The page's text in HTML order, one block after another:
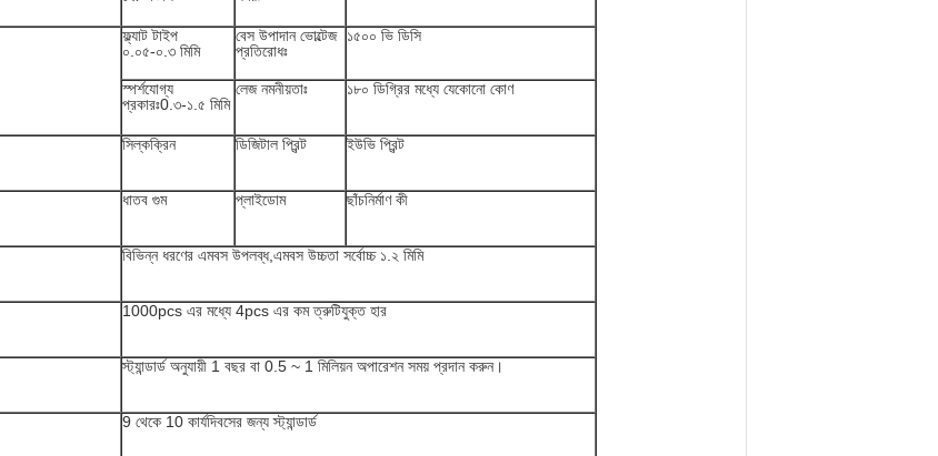
ফ্ল্যাট টাইপ
০.০৫-০.৩ মিমি
বেস উপাদান ভোল্টেজ
প্রতিরোধঃ
১৫০০ ভি ডিসি
স্পর্শযোগ্য
প্রকারঃ0.৩-১.৫ মিমি
লেজ নমনীয়তাঃ ১৮০ ডিগ্রির মধ্যে যেকোনো কোণ
সিল্কক্রিন ডিজিটাল প্রিন্ট ইউভি প্রিন্ট
ধাতব গুম প্লাইডোম ছাঁচনির্মাণ কী
বিভিন্ন ধরণের এমবস উপলব্ধ,এমবস উচ্চতা সর্বোচ্চ ১.২ মিমি
1000pcs এর মধ্যে 4pcs এর কম ত্রুটিযুক্ত হার
স্ট্যান্ডার্ড অনুযায়ী 1 বছর বা 0.5 ~ 1 মিলিয়ন অপারেশন সময় প্রদান করুন।
9 থেকে 10 কার্যদিবসের জন্য স্ট্যান্ডার্ড